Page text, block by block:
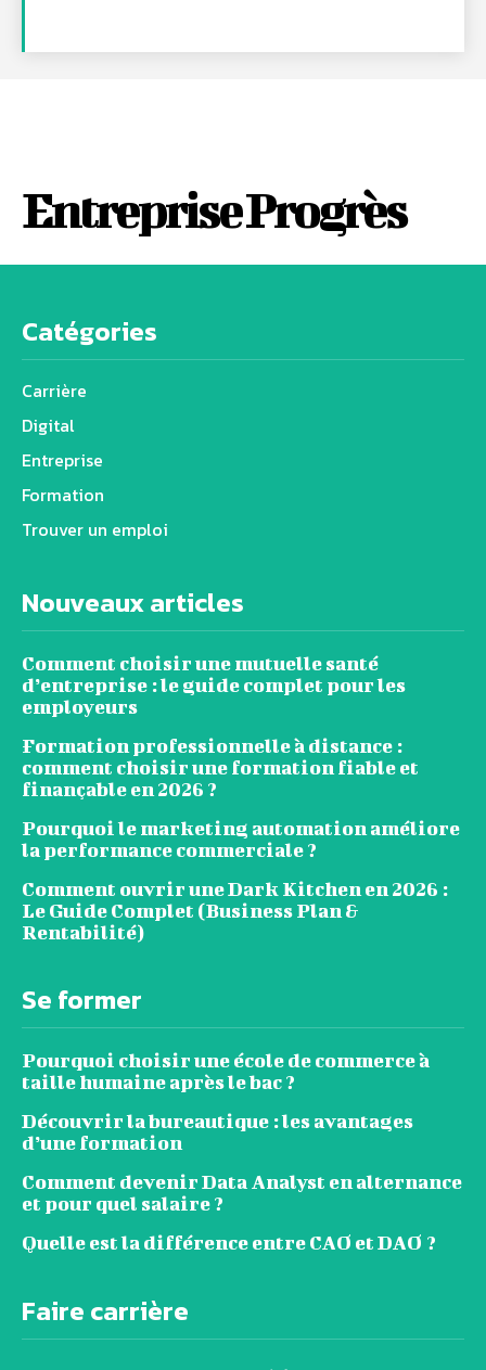
Entreprise Progrès
Catégories
Carrière
Digital
Entreprise
Formation
Trouver un emploi
Nouveaux articles
Comment choisir une mutuelle santé
d’entreprise : le guide complet pour les
employeurs
Formation professionnelle à distance :
comment choisir une formation fiable et
finançable en 2026 ?
Pourquoi le marketing automation améliore
la performance commerciale ?
Comment ouvrir une Dark Kitchen en 2026 :
Le Guide Complet (Business Plan &
Rentabilité)
Se former
Pourquoi choisir une école de commerce à
taille humaine après le bac ?
Découvrir la bureautique : les avantages
d’une formation
Comment devenir Data Analyst en alternance
et pour quel salaire ?
Quelle est la différence entre CAO et DAO ?
Faire carrière